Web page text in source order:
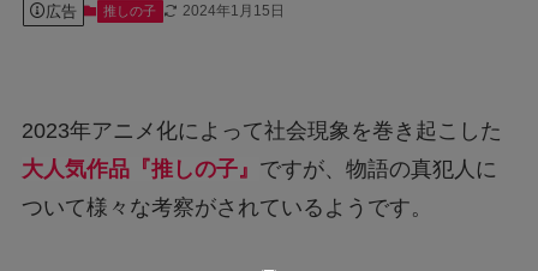
広告 推しの子 2024年1月15日
2023年アニメ化によって社会現象を巻き起こした
大人気作品『推しの子』 ですが、物語の真犯人に
ついて様々な考察がされているようです。